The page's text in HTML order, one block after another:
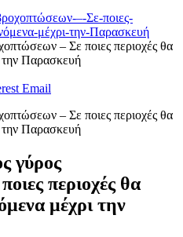
– Σε ποιες περιοχές θα
την Παρασκευή
Email
– Σε ποιες περιοχές θα
την Παρασκευή
γύρος
περιοχές θα
μέχρι την